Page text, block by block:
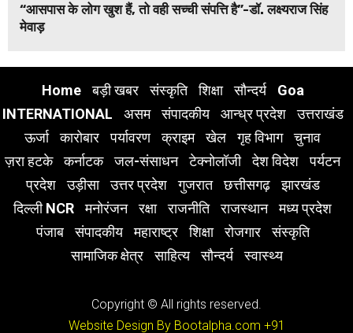
“आसपास के लोग खुश हैं, तो वही सच्ची संपत्ति है”-डॉ. लक्ष्यराज सिंह
मेवाड़
Home बड़ी खबर संस्कृति शिक्षा सौन्दर्य
Goa
INTERNATIONAL
असम संपादकीय आन्ध्र प्रदेश
उत्तराखंड
ऊर्जा
कारोबार पर्यावरण क्राइम खेल गृह विभाग
चुनाव
ज़रा हटके
कर्नाटक जल-संसाधन टेक्नोलॉजी देश विदेश
पर्यटन
प्रदेश
उड़ीसा उत्तर प्रदेश गुजरात छत्तीसगढ़
झारखंड
दिल्ली NCR
मनोरंजन रक्षा राजनीति राजस्थान
मध्य प्रदेश
पंजाब
संपादकीय महाराष्ट्र शिक्षा रोजगार
संस्कृति
सामाजिक क्षेत्र
साहित्य सौन्दर्य स्वास्थ्य
Copyright © All rights reserved.
Website Design By Bootalpha.com +91